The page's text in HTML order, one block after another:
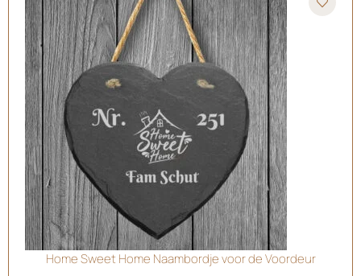
Home Sweet Home Naambordje voor de Voordeur